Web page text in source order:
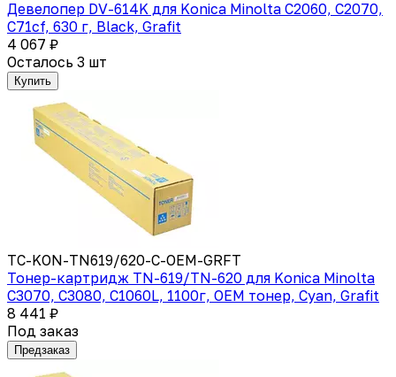
Девелопер DV-614K для Konica Minolta C2060, C2070,
C71cf, 630 г, Black, Grafit
4 067 ₽
Осталось 3 шт
Купить
TC-KON-TN619/620-C-OEM-GRFT
Тонер-картридж TN-619/TN-620 для Konica Minolta
C3070, C3080, C1060L, 1100г, OEM тонер, Cyan, Grafit
8 441 ₽
Под заказ
Предзаказ